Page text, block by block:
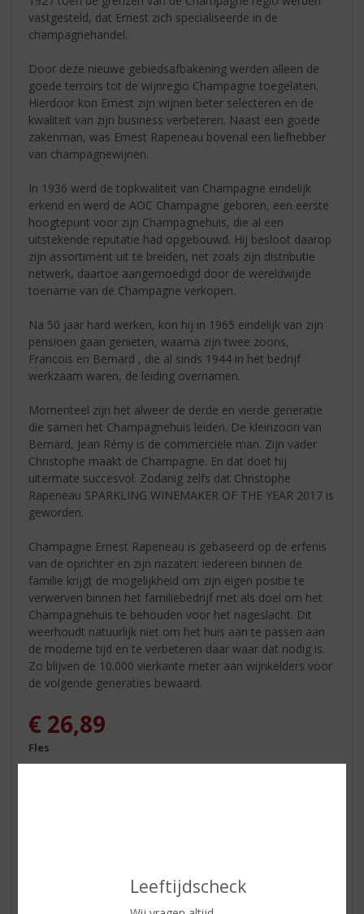
Leeftijdscheck
vastgesteld, dat Ernest zich specialiseerde in de
champagnehandel.
Door deze nieuwe gebiedsafbakening werden alleen de
goede terroirs tot de wijnregio Champagne toegelaten.
Hierdoor kon Ernest zijn wijnen beter selecteren en de
kwaliteit van zijn business verbeteren. Naast een goede
zakenman, was Ernest Rapeneau bovenal een liefhebber
van champagnewijnen.
In 1936 werd de topkwaliteit van Champagne eindelijk
erkend en werd de AOC Champagne geboren, een eerste
hoogtepunt voor zijn Champagnehuis, die al een
uitstekende reputatie had opgebouwd. Hij besloot daarop
zijn assortiment uit te breiden, net zoals zijn distributie
netwerk, daartoe aangemoedigd door de wereldwijde
toename van de Champagne verkopen.
Na 50 jaar hard werken, kon hij in 1965 eindelijk van zijn
pensioen gaan genieten, waarna zijn twee zoons,
Francois en Bernard , die al sinds 1944 in het bedrijf
werkzaam waren, de leiding overnamen.
Momenteel zijn het alweer de derde en vierde generatie
die samen het Champagnehuis leiden. De kleinzoon van
Bernard, Jean Rémy is de commerciële man. Zijn vader
Christophe maakt de Champagne. En dat doet hij
uitermate succesvol. Zodanig zelfs dat Christophe
Rapeneau SPARKLING WINEMAKER OF THE YEAR 2017 is
geworden.
Champagne Ernest Rapeneau is gebaseerd op de erfenis
van de oprichter en zijn nazaten: iedereen binnen de
familie krijgt de mogelijkheid om zijn eigen positie te
verwerven binnen het familiebedrijf met als doel om het
Champagnehuis te behouden voor het nageslacht. Dit
weerhoudt natuurlijk niet om het huis aan te passen aan
de moderne tijd en te verbeteren daar waar dat nodig is.
Zo blijven de 10.000 vierkante meter aan wijnkelders voor
de volgende generaties bewaard.
€ 26,89
Fles